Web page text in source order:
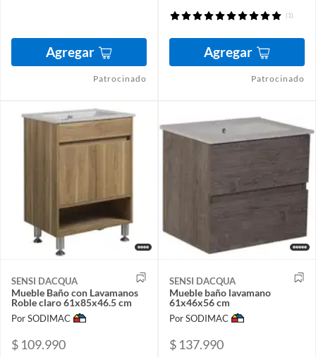
Agregar
Patrocinado
(1)
Agregar
Patrocinado
SENSI DACQUA
Mueble Baño con Lavamanos
Roble claro 61x85x46.5 cm
Por SODIMAC
$ 109.990
SENSI DACQUA
Mueble baño lavamano
61x46x56 cm
Por SODIMAC
$ 137.990